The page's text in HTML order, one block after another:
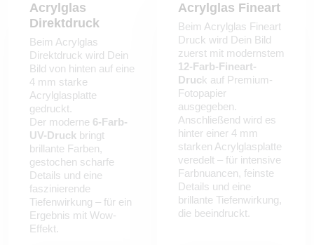
Rahmen & Artbox
: Verleihe Deinem Bild den finalen Schliff
mit einem eleganten
Schattenfugenrahmenoder setze es
modern in der Artbox in Szene.
So wird aus Deinem Foto ein Kunstwerk mit Wow-Effekt.
Acrylglas
Direktdruck
Beim Acrylglas
Direktdruck wird Dein
Bild von hinten auf eine
4 mm starke
Acrylglasplatte
gedruckt.
Der moderne 6-Farb-
UV-Druck bringt
brillante Farben,
gestochen scharfe
Details und eine
faszinierende
Tiefenwirkung – für ein
Ergebnis mit Wow-
Effekt.
Acrylglas Fineart
Beim Acrylglas Fineart
Druck wird Dein Bild
zuerst mit modernstem
12-Farb-Fineart-
Druck auf Premium-
Fotopapier
ausgegeben.
Anschließend wird es
hinter einer 4 mm
starken Acrylglasplatte
veredelt – für intensive
Farbnuancen, feinste
Details und eine
brillante Tiefenwirkung,
die beeindruckt.